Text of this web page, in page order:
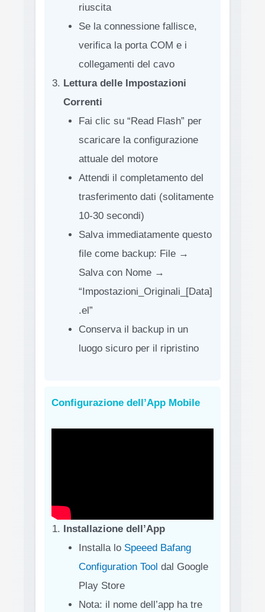
riuscita
Se la connessione fallisce,
verifica la porta COM e i
collegamenti del cavo
Lettura delle Impostazioni
Correnti
Fai clic su “Read Flash” per
scaricare la configurazione
attuale del motore
Attendi il completamento del
trasferimento dati (solitamente
10-30 secondi)
Salva immediatamente questo
file come backup: File →
Salva con Nome →
“Impostazioni_Originali_[Data]
.el”
Conserva il backup in un
luogo sicuro per il ripristino
Configurazione dell’App Mobile
Installazione dell’App
Installa lo Speeed Bafang
Configuration Tool dal Google
Play Store
Nota: il nome dell’app ha tre